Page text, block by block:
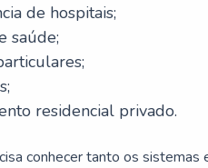
de hospitais;
saúde;
residencial privado.
conhecer tanto os